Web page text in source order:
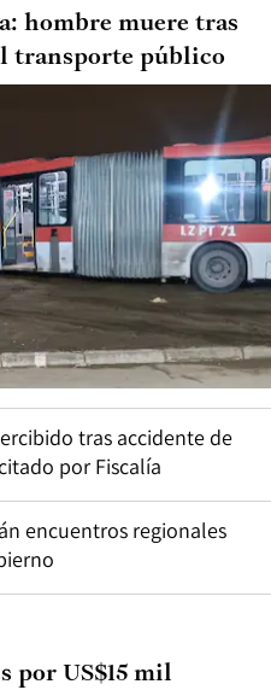
hombre muere tras
transporte público
tras accidente de
por Fiscalía
encuentros regionales
por US$15 mil